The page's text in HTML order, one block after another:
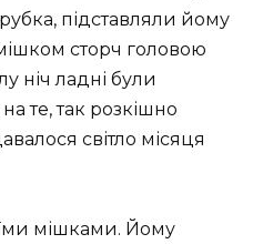
підставляли йому
мішком сторч головою
ніч ладні були
те, так розкішно
світло місяця
мішками. Йому